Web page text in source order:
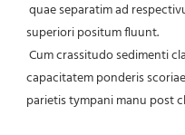
superiori positum fluunt.
capacitatem ponderis
parietis tympani manu post